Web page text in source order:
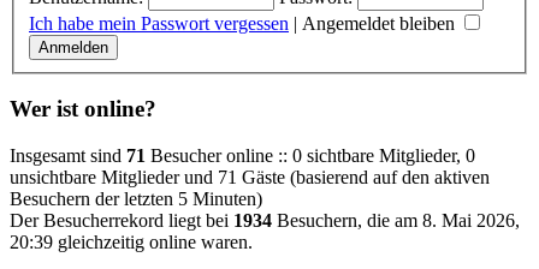
Ich habe mein Passwort vergessen | Angemeldet bleiben
Wer ist online?
Insgesamt sind 71 Besucher online :: 0 sichtbare Mitglieder, 0
unsichtbare Mitglieder und 71 Gäste (basierend auf den aktiven
Besuchern der letzten 5 Minuten)
Der Besucherrekord liegt bei 1934 Besuchern, die am 8. Mai 2026,
20:39 gleichzeitig online waren.